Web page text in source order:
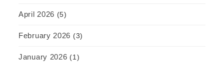
April 2026 (5)
February 2026 (3)
January 2026 (1)